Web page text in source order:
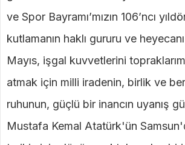
ve Spor Bayramı’mızın 106’ncı
kutlamanın haklı gururu ve
Mayıs, işgal kuvvetlerini
atmak için milli iradenin, birlik ve
ruhunun, güçlü bir inancın uyanış
Mustafa Kemal Atatürk'ün